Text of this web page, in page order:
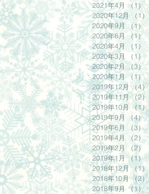
2021年4月 （1）
2020年12月
（1）
2020年9月 （1）
2020年6月 （1）
2020年4月
（1）
2020年3月
（1）
2020年2月
（3）
2020年1月 （1）
2019年12月 （4）
2019年11月 （2）
2019年10月 （1）
2019年9月
（4）
2019年6月
（3）
2019年4月
（2）
2019年2月
（2）
2019年1月 （1）
2018年12月 （1）
2018年10月 （2）
2018年9月 （1）